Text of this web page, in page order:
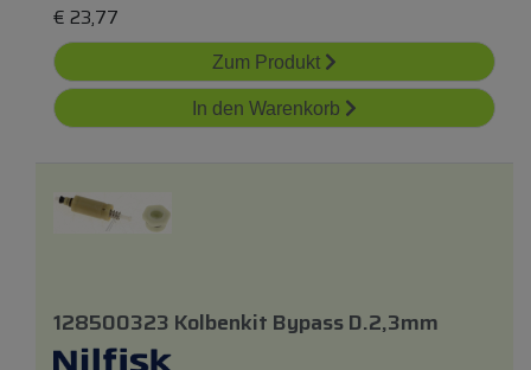
€ 23,77
Zum Produkt
In den Warenkorb
128500323 Kolbenkit Bypass D.2,3mm